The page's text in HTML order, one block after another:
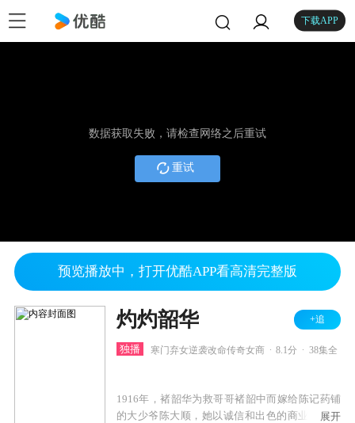
下载APP
数据获取失败，请检查网络之后重试
重试
预览播放中，打开优酷APP看高清完整版
灼灼韶华 +追
独播 寒门弃女逆袭改命传奇女商 8.1分 38集全
1916年，褚韶华为救哥哥褚韶中而嫁给陈记药铺
的大少爷陈大顺，她以诚信和出色的商业才能得
展开